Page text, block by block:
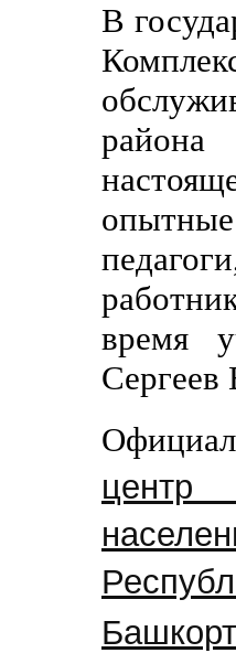
В
время
Сергеев
центр